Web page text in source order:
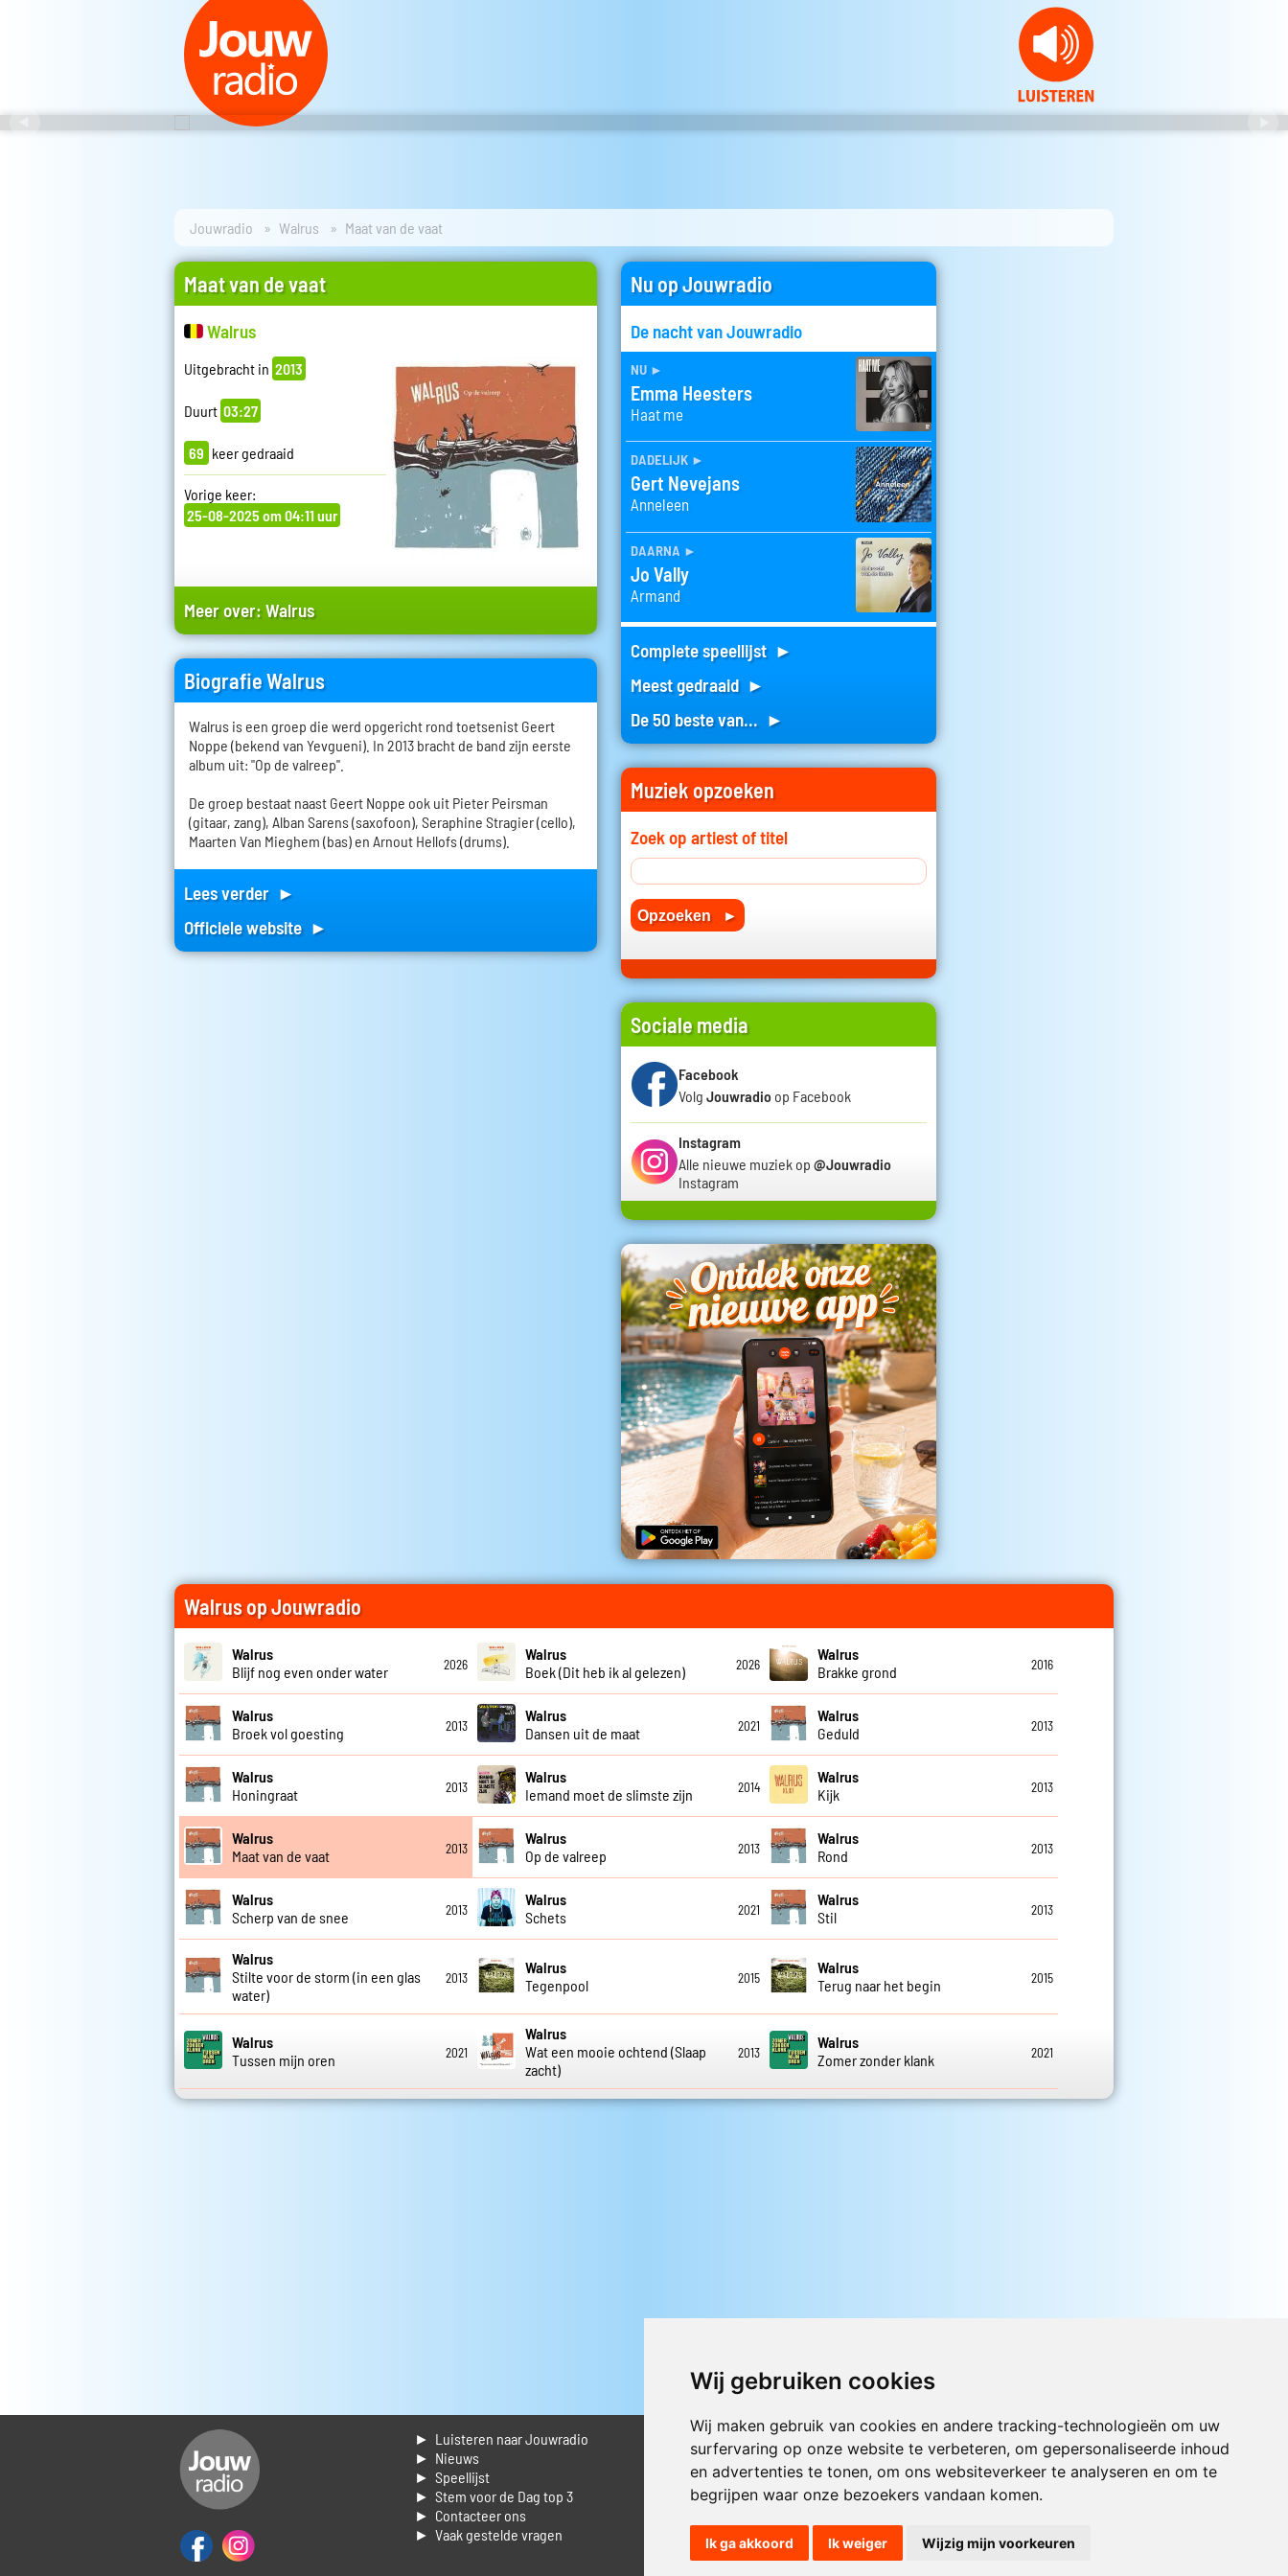
Wij gebruiken cookies
Wij maken gebruik van cookies en andere tracking-technologieën om uw
surfervaring op onze website te verbeteren, om gepersonaliseerde inhoud
en advertenties te tonen, om ons websiteverkeer te analyseren en om te
begrijpen waar onze bezoekers vandaan komen.
Ik ga akkoord Ik weiger Wijzig mijn voorkeuren
Jouwradio Walrus Maat van de vaat
Maat van de vaat
Walrus
Uitgebracht in 2013
Duurt 03:27
69 keer gedraaid
Vorige keer:
25-08-2025 om 04:11 uur
Meer over:Walrus
Biografie Walrus
Walrus is een groep die werd opgericht rond toetsenist Geert
Noppe (bekend van Yevgueni). In 2013 bracht de band zijn eerste
album uit: "Op de valreep".
De groep bestaat naast Geert Noppe ook uit Pieter Peirsman
(gitaar, zang), Alban Sarens (saxofoon), Seraphine Stragier (cello),
Maarten Van Mieghem (bas) en Arnout Hellofs (drums).
Lees verder ►
Officiele website ►
Nu op Jouwradio
De nacht van Jouwradio
nu ►
Emma Heesters
Haat me
dadelijk ►
Gert Nevejans
Anneleen
daarna ►
Jo Vally
Armand
Complete speellijst ►
Meest gedraaid ►
De 50 beste van... ►
Muziek opzoeken
Zoek op artiest of titel
Sociale media
Facebook
Volg Jouwradio op Facebook
Instagram
Alle nieuwe muziek op @Jouwradio
Instagram
Walrus op Jouwradio
Walrus
Blijf nog even onder water
2026
Walrus
Boek (Dit heb ik al gelezen)
2026
Walrus
Brakke grond
2016
Walrus
Broek vol goesting
2013
Walrus
Dansen uit de maat
2021
Walrus
Geduld
2013
Walrus
Honingraat
2013
Walrus
Iemand moet de slimste zijn
2014
Walrus
Kijk
2013
Walrus
Maat van de vaat
2013
Walrus
Op de valreep
2013
Walrus
Rond
2013
Walrus
Scherp van de snee
2013
Walrus
Schets
2021
Walrus
Stil
2013
Walrus
Stilte voor de storm (in een glas
water)
2013
Walrus
Tegenpool
2015
Walrus
Terug naar het begin
2015
Walrus
Tussen mijn oren
2021
Walrus
Wat een mooie ochtend (Slaap
zacht)
2013
Walrus
Zomer zonder klank
2021
► Luisteren naar Jouwradio
► Nieuws
► Speellijst
► Stem voor de Dag top 3
► Contacteer ons
► Vaak gestelde vragen
► Livestream informatie
► Muziek opzoeken
► Vlaamse 100 Aller tijden
► De 50 beste van...
► Cookie voorkeuren wijzigen
► Privacyinformatie
Luister nu naar Jouwradio! De beste
Nederlandstalige muziek uit de lage
landen hoor je hier al 20 jaar. In
digitale kwaliteit op je laptop, tablet